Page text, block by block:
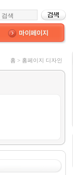
홈 > 홈페이지 디자인